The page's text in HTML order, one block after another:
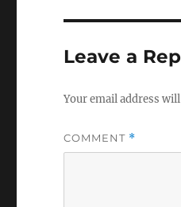
Leave a
Your email address
COMMENT *